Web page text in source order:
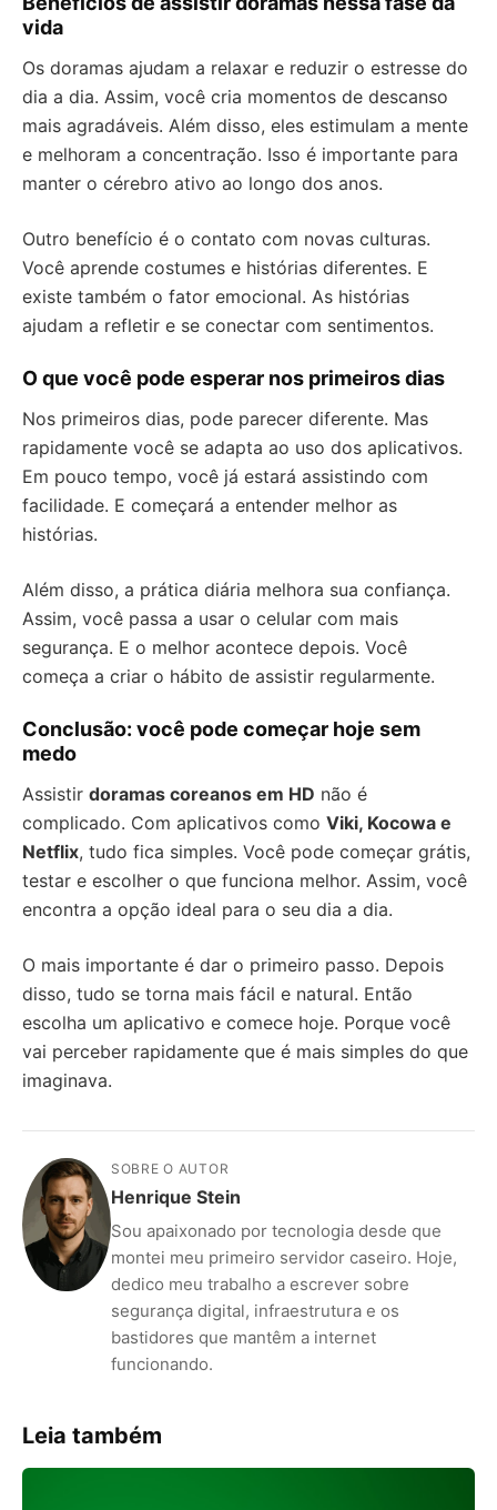
vida
Os doramas ajudam a relaxar e reduzir o estresse do
dia a dia. Assim, você cria momentos de descanso
mais agradáveis. Além disso, eles estimulam a mente
e melhoram a concentração. Isso é importante para
manter o cérebro ativo ao longo dos anos.
Outro benefício é o contato com novas culturas.
Você aprende costumes e histórias diferentes. E
existe também o fator emocional. As histórias
ajudam a refletir e se conectar com sentimentos.
O que você pode esperar nos primeiros dias
Nos primeiros dias, pode parecer diferente. Mas
rapidamente você se adapta ao uso dos aplicativos.
Em pouco tempo, você já estará assistindo com
facilidade. E começará a entender melhor as
histórias.
Além disso, a prática diária melhora sua confiança.
Assim, você passa a usar o celular com mais
segurança. E o melhor acontece depois. Você
começa a criar o hábito de assistir regularmente.
Conclusão: você pode começar hoje sem
medo
Assistir doramas coreanos em HD não é
complicado. Com aplicativos como Viki, Kocowa e
Netflix, tudo fica simples. Você pode começar grátis,
testar e escolher o que funciona melhor. Assim, você
encontra a opção ideal para o seu dia a dia.
O mais importante é dar o primeiro passo. Depois
disso, tudo se torna mais fácil e natural. Então
escolha um aplicativo e comece hoje. Porque você
vai perceber rapidamente que é mais simples do que
imaginava.
SOBRE O AUTOR
Henrique Stein
Sou apaixonado por tecnologia desde que
montei meu primeiro servidor caseiro. Hoje,
dedico meu trabalho a escrever sobre
segurança digital, infraestrutura e os
bastidores que mantêm a internet
funcionando.
Leia também